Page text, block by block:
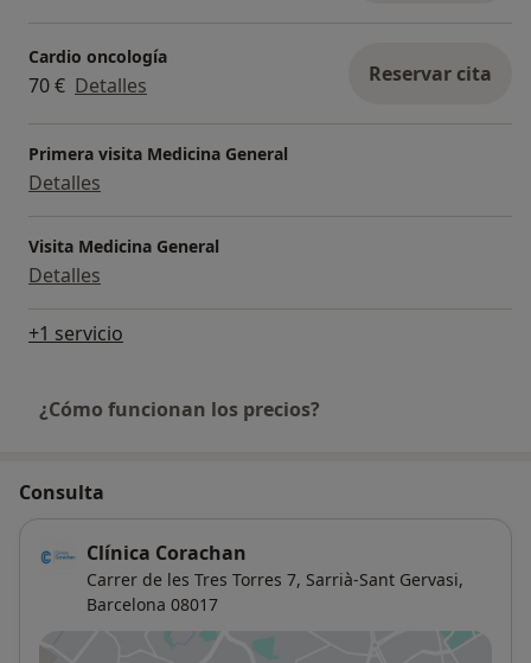
Cardio oncología
70 € Detalles Reservar cita
Primera visita Medicina General
Detalles
Visita Medicina General
Detalles
+1 servicio
¿Cómo funcionan los precios?
Consulta
Clínica Corachan
Carrer de les Tres Torres 7, Sarrià-Sant Gervasi,
Barcelona 08017